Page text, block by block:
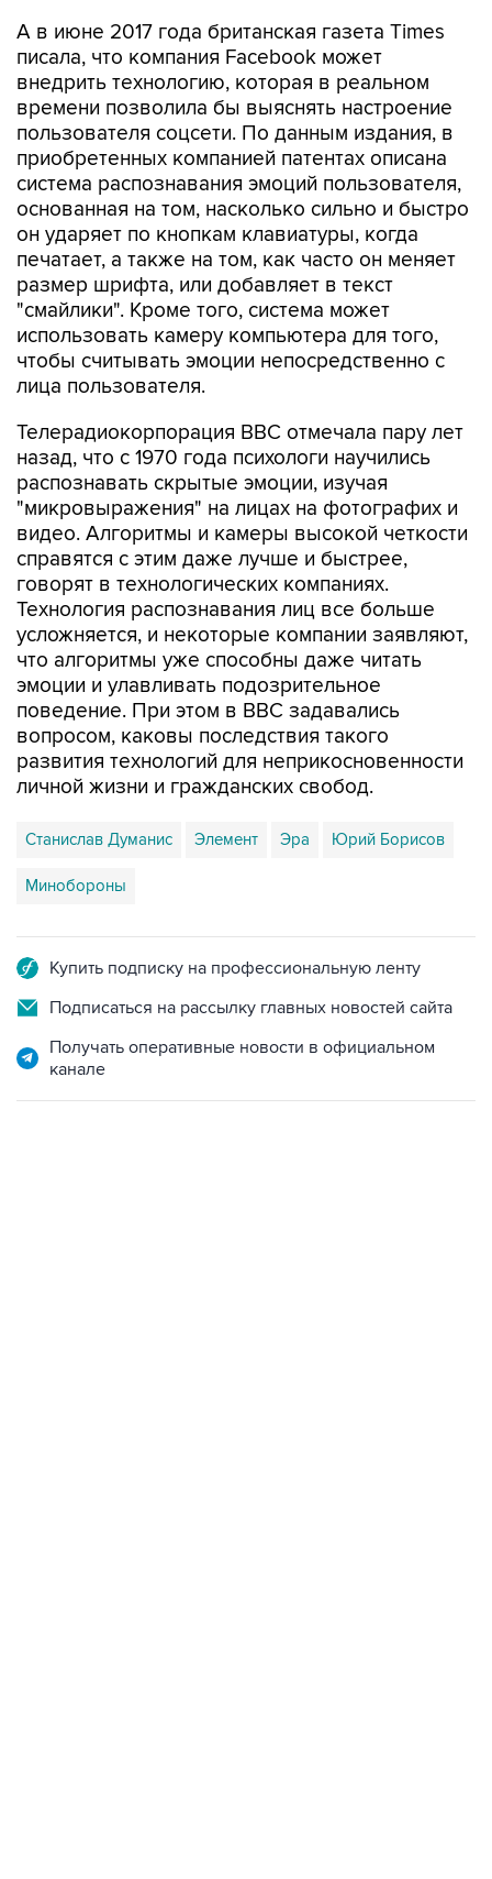
А в июне 2017 года британская газета Times
писала, что компания Facebook может
внедрить технологию, которая в реальном
времени позволила бы выяснять настроение
пользователя соцсети. По данным издания, в
приобретенных компанией патентах описана
система распознавания эмоций пользователя,
основанная на том, насколько сильно и быстро
он ударяет по кнопкам клавиатуры, когда
печатает, а также на том, как часто он меняет
размер шрифта, или добавляет в текст
"смайлики". Кроме того, система может
использовать камеру компьютера для того,
чтобы считывать эмоции непосредственно с
лица пользователя.
Телерадиокорпорация BBC отмечала пару лет
назад, что с 1970 года психологи научились
распознавать скрытые эмоции, изучая
"микровыражения" на лицах на фотографих и
видео. Алгоритмы и камеры высокой четкости
справятся с этим даже лучше и быстрее,
говорят в технологических компаниях.
Технология распознавания лиц все больше
усложняется, и некоторые компании заявляют,
что алгоритмы уже способны даже читать
эмоции и улавливать подозрительное
поведение. При этом в BBC задавались
вопросом, каковы последствия такого
развития технологий для неприкосновенности
личной жизни и гражданских свобод.
Станислав Думанис Элемент Эра Юрий Борисов
Минобороны
Купить подписку на профессиональную ленту
Подписаться на рассылку главных новостей сайта
Получать оперативные новости в официальном
канале